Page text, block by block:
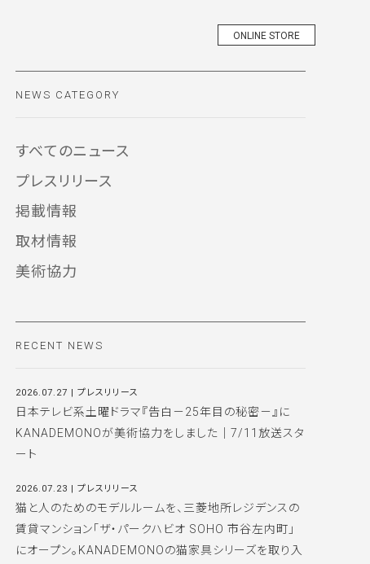
ONLINE STORE
NEWS CATEGORY
すべてのニュース
プレスリリース
掲載情報
取材情報
美術協力
RECENT NEWS
2026.07.27 |プレスリリース
日本テレビ系土曜ドラマ『告白－25年目の秘密－』に
KANADEMONOが美術協力をしました｜7/11放送スタ
ート
2026.07.23 |プレスリリース
猫と人のためのモデルルームを、三菱地所レジデンスの
賃貸マンション「ザ・パークハビオ SOHO 市谷左内町」
にオープン。KANADEMONOの猫家具シリーズを取り入